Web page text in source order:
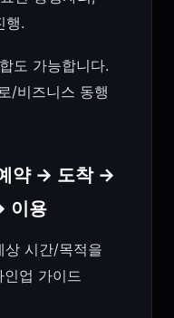
행.
도 가능합니다.
/비즈니스 동행
약 → 도착 →
이용
시간/목적을
인업 가이드